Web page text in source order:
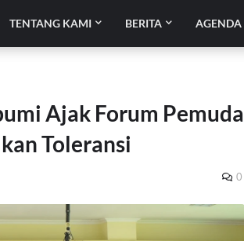
TENTANG KAMI BERITA AGENDA
Ajak Forum Pemuda
Toleransi
0